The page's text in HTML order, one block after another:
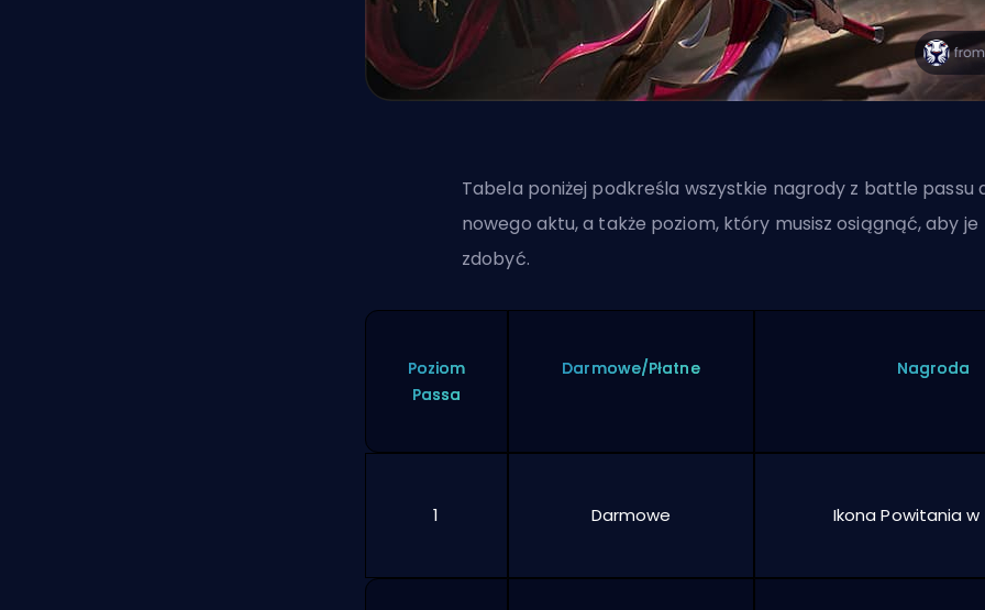
Tabela poniżej podkreśla wszystkie nagrody z battle passu
nowego aktu, a także poziom, który musisz osiągnąć, aby je
zdobyć.
Poziom
Passa
Darmowe/Płatne Nagroda
1 Darmowe Ikona Powitania w